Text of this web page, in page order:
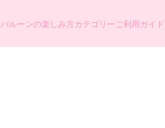
バルーンの楽しみ方カテゴリー ご利用ガイド